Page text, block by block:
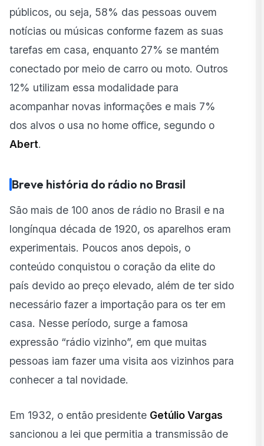
públicos, ou seja, 58% das pessoas ouvem
notícias ou músicas conforme fazem as suas
tarefas em casa, enquanto 27% se mantém
conectado por meio de carro ou moto. Outros
12% utilizam essa modalidade para
acompanhar novas informações e mais 7%
dos alvos o usa no home office, segundo o
Abert.
Breve história do rádio no Brasil
São mais de 100 anos de rádio no Brasil e na
longínqua década de 1920, os aparelhos eram
experimentais. Poucos anos depois, o
conteúdo conquistou o coração da elite do
país devido ao preço elevado, além de ter sido
necessário fazer a importação para os ter em
casa. Nesse período, surge a famosa
expressão “rádio vizinho”, em que muitas
pessoas iam fazer uma visita aos vizinhos para
conhecer a tal novidade.
Em 1932, o então presidente Getúlio Vargas
sancionou a lei que permitia a transmissão de